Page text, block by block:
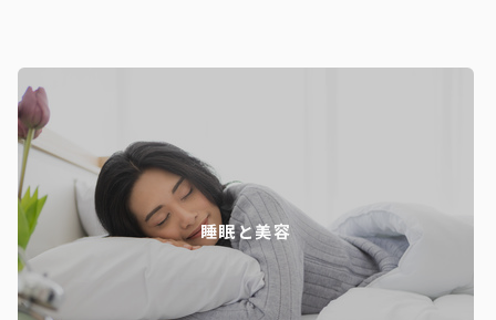
睡眠と美容